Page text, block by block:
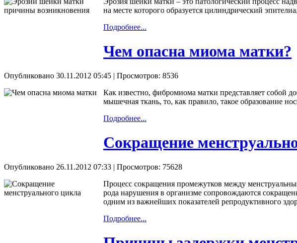
на месте которого образуется цилиндрический
Подробнее...
Чем опасна миома матки?
Опубликовано 30.11.2012 05:45 | Просмотров: 8536
Как известно, фибромиома матки представляет собой
мышечная ткань, то, как правило, такое образование
Подробнее...
Сокращение
Опубликовано 26.11.2012 07:33 | Просмотров: 75628
Процесс сокращения промежутков между
рода нарушения в организме сопровождаются
одним из важнейших показателей репродуктивного
Подробнее...